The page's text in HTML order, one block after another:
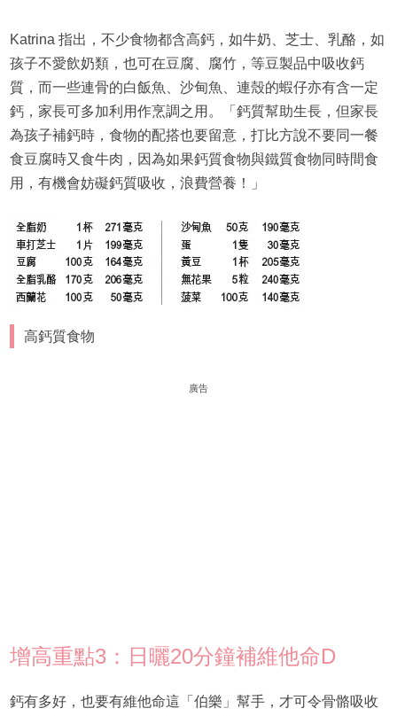
Katrina 指出，不少食物都含高鈣，如牛奶、芝士、乳酪，如
孩子不愛飲奶類，也可在豆腐、腐竹，等豆製品中吸收鈣
質，而一些連骨的白飯魚、沙甸魚、連殼的蝦仔亦有含一定
鈣，家長可多加利用作烹調之用。「鈣質幫助生長，但家長
為孩子補鈣時，食物的配搭也要留意，打比方說不要同一餐
食豆腐時又食牛肉，因為如果鈣質食物與鐵質食物同時間食
用，有機會妨礙鈣質吸收，浪費營養！」
高鈣質食物
廣告
增高重點3：日曬20分鐘補維他命D
鈣有多好，也要有維他命這「伯樂」幫手，才可令骨骼吸收